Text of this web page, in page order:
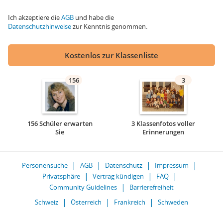
Ich akzeptiere dieAGB und habe die
Datenschutzhinweisezur Kenntnis genommen.
Kostenlos zur Klassenliste
156
156 Schüler erwarten
Sie
3
3 Klassenfotos voller
Erinnerungen
Personensuche AGB Datenschutz
Impressum
Privatsphäre
Vertrag kündigen
FAQ
Community Guidelines
Barrierefreiheit
Schweiz
Österreich Frankreich Schweden